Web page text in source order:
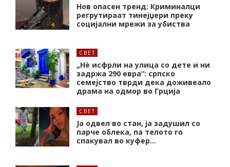
Нов опасен тренд: Криминалци
регрутираат тинејџери преку
социјални мрежи за убиства
СВЕТ
„Нѐ исфрли на улица со дете и ни
задржа 290 евра“: српско
семејство тврди дека доживеало
драма на одмор во Грција
СВЕТ
Ја одвел во стан, ја задушил со
парче облека, па телото го
спакувал во куфер…